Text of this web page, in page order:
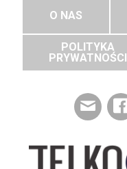
O NAS
POLITYKA
PRYWATNOŚCI